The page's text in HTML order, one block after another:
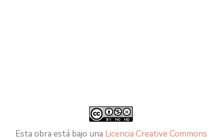
Esta obra está bajo una Licencia Creative Commons